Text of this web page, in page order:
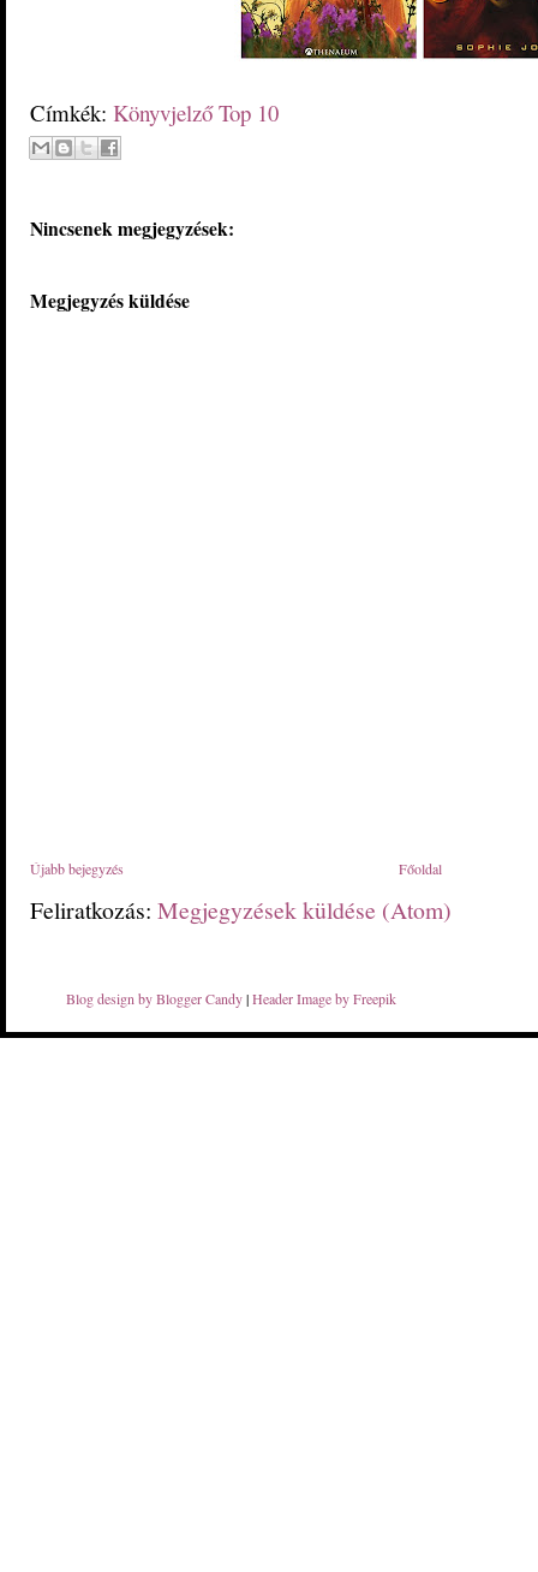
Címkék: Könyvjelző Top 10
Nincsenek megjegyzések:
Megjegyzés küldése
Újabb bejegyzés Főoldal
Feliratkozás: Megjegyzések küldése (Atom)
Blog design by Blogger Candy|Header Image by Freepik